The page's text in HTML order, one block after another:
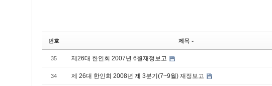
번호 제목
35 제26대 한인회 2007년 6월재정보고
34 제 26대 한인회 2008년 제 3분기(7~9월) 재정보고